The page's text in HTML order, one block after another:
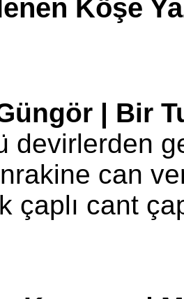
Köşe
| Bir
devirlerden
can
çaplı cant